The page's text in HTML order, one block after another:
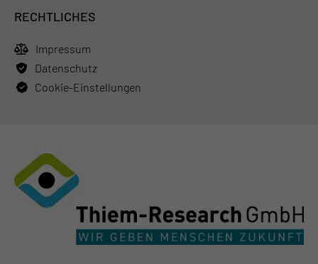
RECHTLICHES
Impressum
Datenschutz
Cookie-Einstellungen